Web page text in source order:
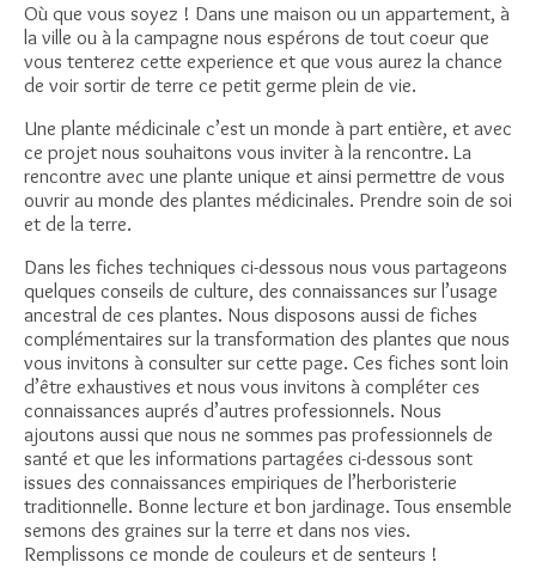
Où que vous soyez ! Dans une maison ou un appartement, à
la ville ou à la campagne nous espérons de tout coeur que
vous tenterez cette experience et que vous aurez la chance
de voir sortir de terre ce petit germe plein de vie.
Une plante médicinale c’est un monde à part entière, et avec
ce projet nous souhaitons vous inviter à la rencontre. La
rencontre avec une plante unique et ainsi permettre de vous
ouvrir au monde des plantes médicinales. Prendre soin de soi
et de la terre.
Dans les fiches techniques ci-dessous nous vous partageons
quelques conseils de culture, des connaissances sur l’usage
ancestral de ces plantes. Nous disposons aussi de fiches
complémentaires sur la transformation des plantes que nous
vous invitons à consulter sur cette page. Ces fiches sont loin
d’être exhaustives et nous vous invitons à compléter ces
connaissances auprés d’autres professionnels. Nous
ajoutons aussi que nous ne sommes pas professionnels de
santé et que les informations partagées ci-dessous sont
issues des connaissances empiriques de l’herboristerie
traditionnelle. Bonne lecture et bon jardinage. Tous ensemble
semons des graines sur la terre et dans nos vies.
Remplissons ce monde de couleurs et de senteurs !